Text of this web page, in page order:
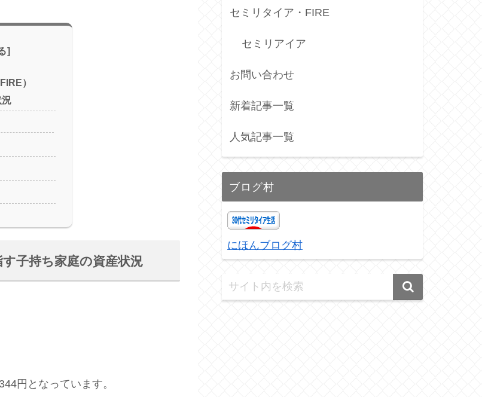
）
況
子持ち家庭の資産状況
円となっています。
セミリタイア・FIRE
セミリアイア
お問い合わせ
新着記事一覧
人気記事一覧
ブログ村
にほんブログ村